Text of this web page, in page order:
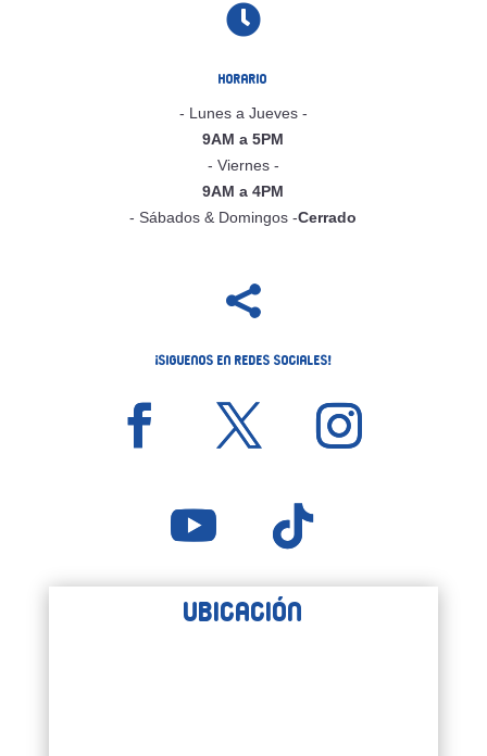

Horario
- Lunes a Jueves -
9AM a 5PM
- Viernes -
9AM a 4PM
- Sábados & Domingos -Cerrado

¡Siguenos en Redes Sociales!
Ubicación